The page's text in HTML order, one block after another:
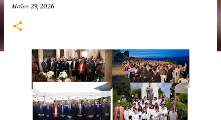
Μαΐου 29, 2026